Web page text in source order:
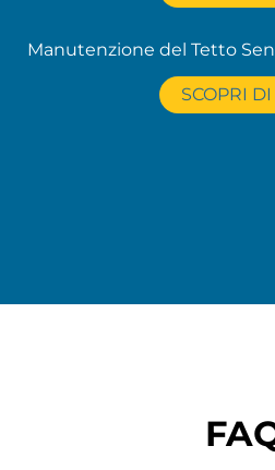
Manutenzione del Tetto
SCOPRI